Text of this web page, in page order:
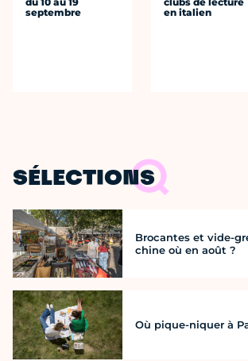
septembre
en italien
SÉLECTIONS
Brocantes et vide-
chine où en août ?
Où pique-niquer à